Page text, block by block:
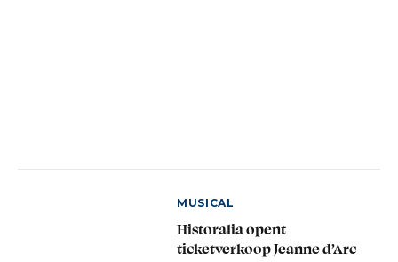
MUSICAL
Historalia opent
ticketverkoop Jeanne d’Arc